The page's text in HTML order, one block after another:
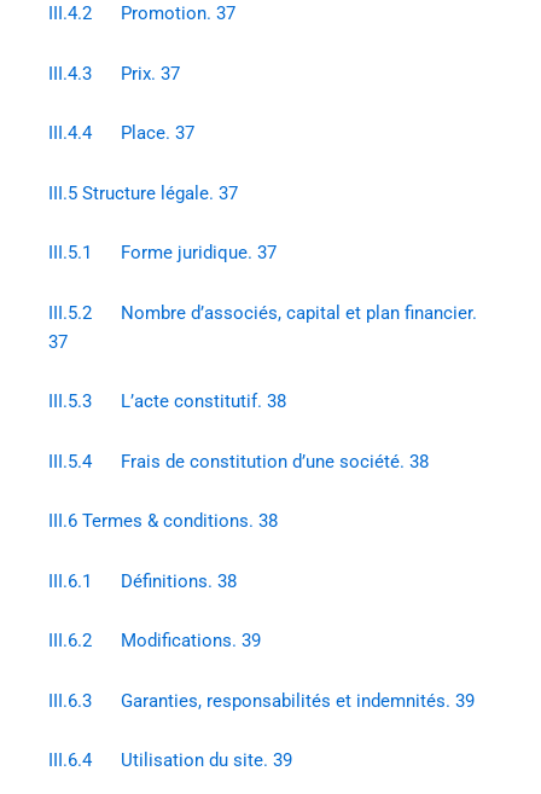
III.4.2 Promotion. 37
III.4.3 Prix. 37
III.4.4 Place. 37
III.5 Structure légale. 37
III.5.1 Forme juridique. 37
III.5.2 Nombre d’associés, capital et plan financier.
37
III.5.3 L’acte constitutif. 38
III.5.4 Frais de constitution d’une société. 38
III.6 Termes & conditions. 38
III.6.1 Définitions. 38
III.6.2 Modifications. 39
III.6.3 Garanties, responsabilités et indemnités. 39
III.6.4 Utilisation du site. 39